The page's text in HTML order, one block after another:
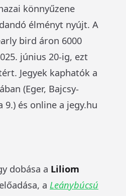
könnyűzene
élményt nyújt. A
bird áron 6000
június 20-ig, ezt
Jegyek kaphatók a
(Eger, Bajcsy-
9.) és online a jegy.hu
dobása a Liliom
a Leánybúcsú